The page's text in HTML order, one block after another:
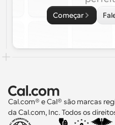
Começar
Cal.com® e Cal® são marcas
da Cal.com, Inc. Todos os